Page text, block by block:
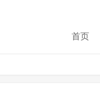
首页